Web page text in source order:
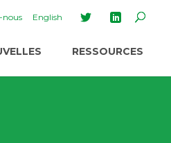
nous English
RESSOURCES